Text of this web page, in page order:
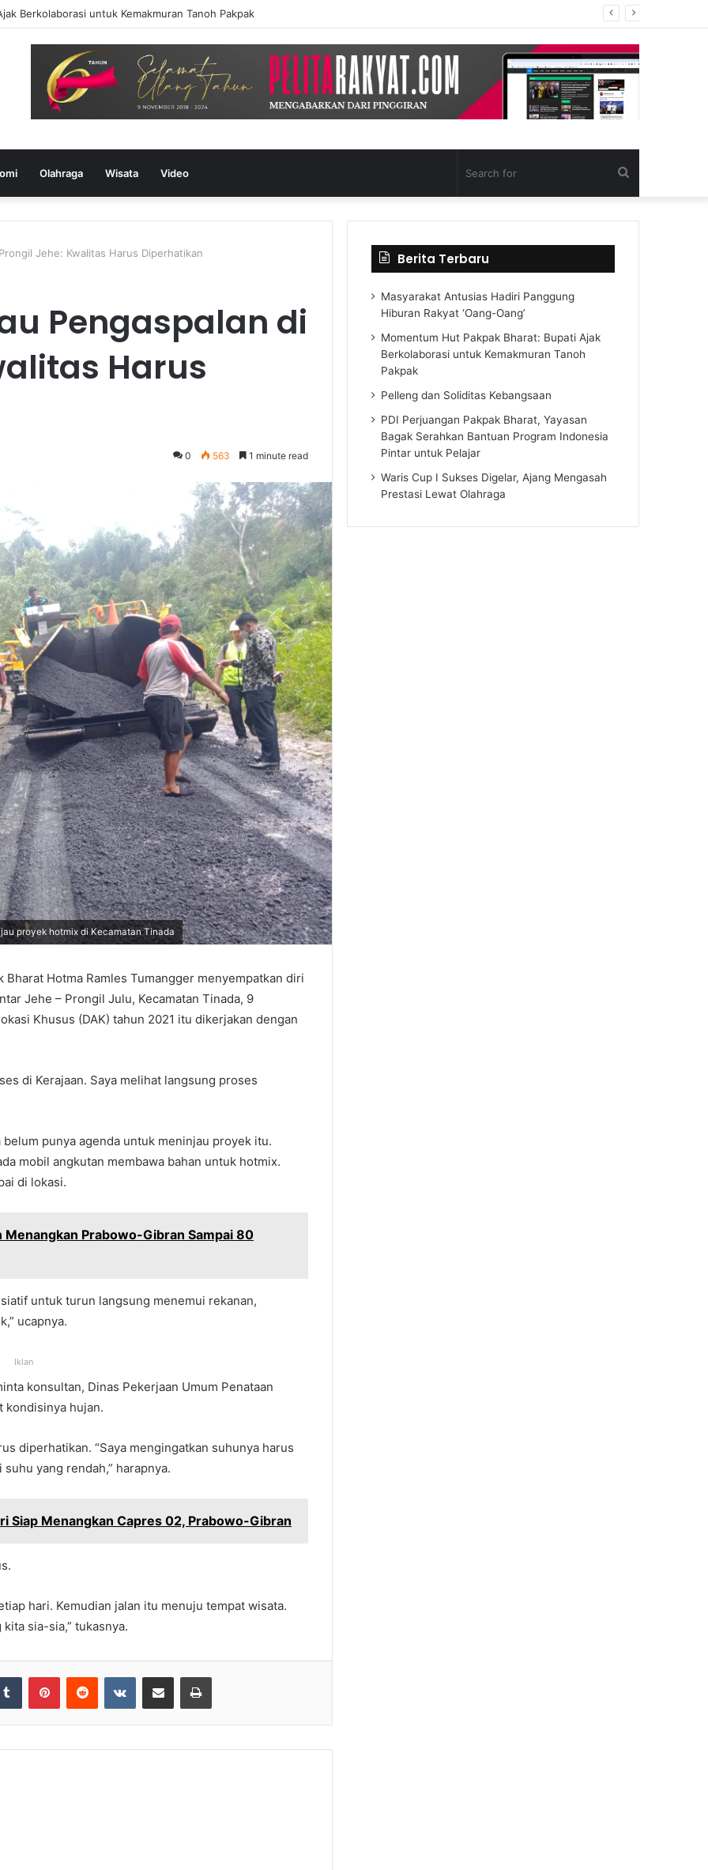
Berkolaborasi untuk Kemakmuran Tanoh Pakpak
Olahraga Wisata Video
for
Jehe: Kwalitas Harus Diperhatikan
Pengaspalan di
Harus
0 563 1 minute read
proyek hotmix di Kecamatan Tinada
Bharat Hotma Ramles Tumangger menyempatkan diri
Jehe – Prongil Julu, Kecamatan Tinada, 9
Khusus (DAK) tahun 2021 itu dikerjakan dengan
di Kerajaan. Saya melihat langsung proses
punya agenda untuk meninjau proyek itu.
mobil angkutan membawa bahan untuk hotmix.
di lokasi.
Menangkan Prabowo-Gibran Sampai 80
untuk turun langsung menemui rekanan,
ucapnya.
Iklan
konsultan, Dinas Pekerjaan Umum Penataan
kondisinya hujan.
diperhatikan. “Saya mengingatkan suhunya harus
yang rendah,” harapnya.
Siap Menangkan Capres 02, Prabowo-Gibran
hari. Kemudian jalan itu menuju tempat wisata.
sia-sia,” tukasnya.
Berita Terbaru
Masyarakat Antusias Hadiri Panggung
Hiburan Rakyat ‘Oang-Oang’
Momentum Hut Pakpak Bharat: Bupati Ajak
Berkolaborasi untuk Kemakmuran Tanoh
Pakpak
Pelleng dan Soliditas Kebangsaan
PDI Perjuangan Pakpak Bharat, Yayasan
Bagak Serahkan Bantuan Program Indonesia
Pintar untuk Pelajar
Waris Cup I Sukses Digelar, Ajang Mengasah
Prestasi Lewat Olahraga